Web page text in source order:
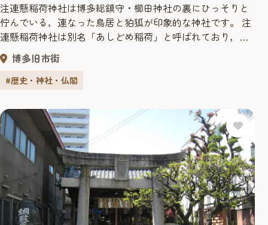
注連懸稲荷神社は博多総鎮守・櫛田神社の裏にひっそりと
佇んでいる，連なった鳥居と狛狐が印象的な神社です。 注
連懸稲荷神社は別名「あしどめ稲荷」と呼ばれており，そ
の由来については，諸説あるようですが，その一つに，お
店の前で「足を止めてもらえる様（商売繁盛）に」という
ものがあります。
博多旧市街
#歴史・神社・仏閣